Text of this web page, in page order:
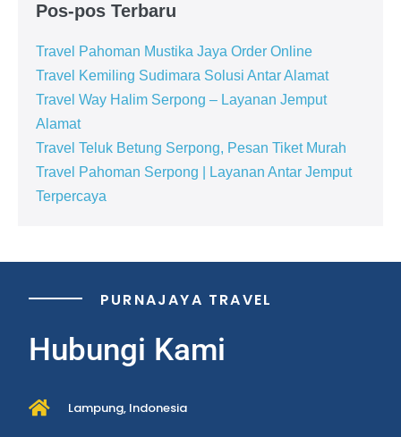
Pos-pos Terbaru
Travel Pahoman Mustika Jaya Order Online
Travel Kemiling Sudimara Solusi Antar Alamat
Travel Way Halim Serpong – Layanan Jemput
Alamat
Travel Teluk Betung Serpong, Pesan Tiket Murah
Travel Pahoman Serpong | Layanan Antar Jemput
Terpercaya
PURNAJAYA TRAVEL
Hubungi Kami
Lampung, Indonesia